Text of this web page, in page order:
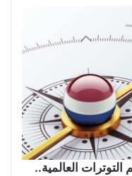
التوترات العالمية..